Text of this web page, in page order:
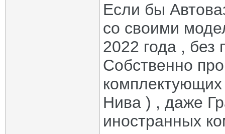
Если бы
со своими
2022 года , без
Собственно
комплектующих
Нива ) , даже
иностранных